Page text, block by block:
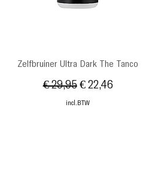
Snel overzicht
Zelfbruiner Ultra Dark The Tanco
Normale prijs
€ 29,95 Verkoopprijs
€ 22,46
incl.BTW